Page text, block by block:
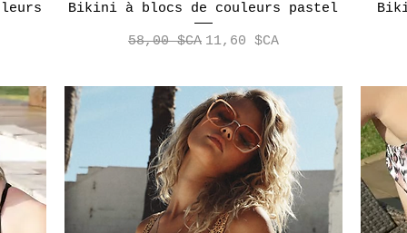
Aperçu rapide
Bikini à blocs de couleurs pastel
Prix original
58,00 $CA Prix promotionnel
11,60 $CA